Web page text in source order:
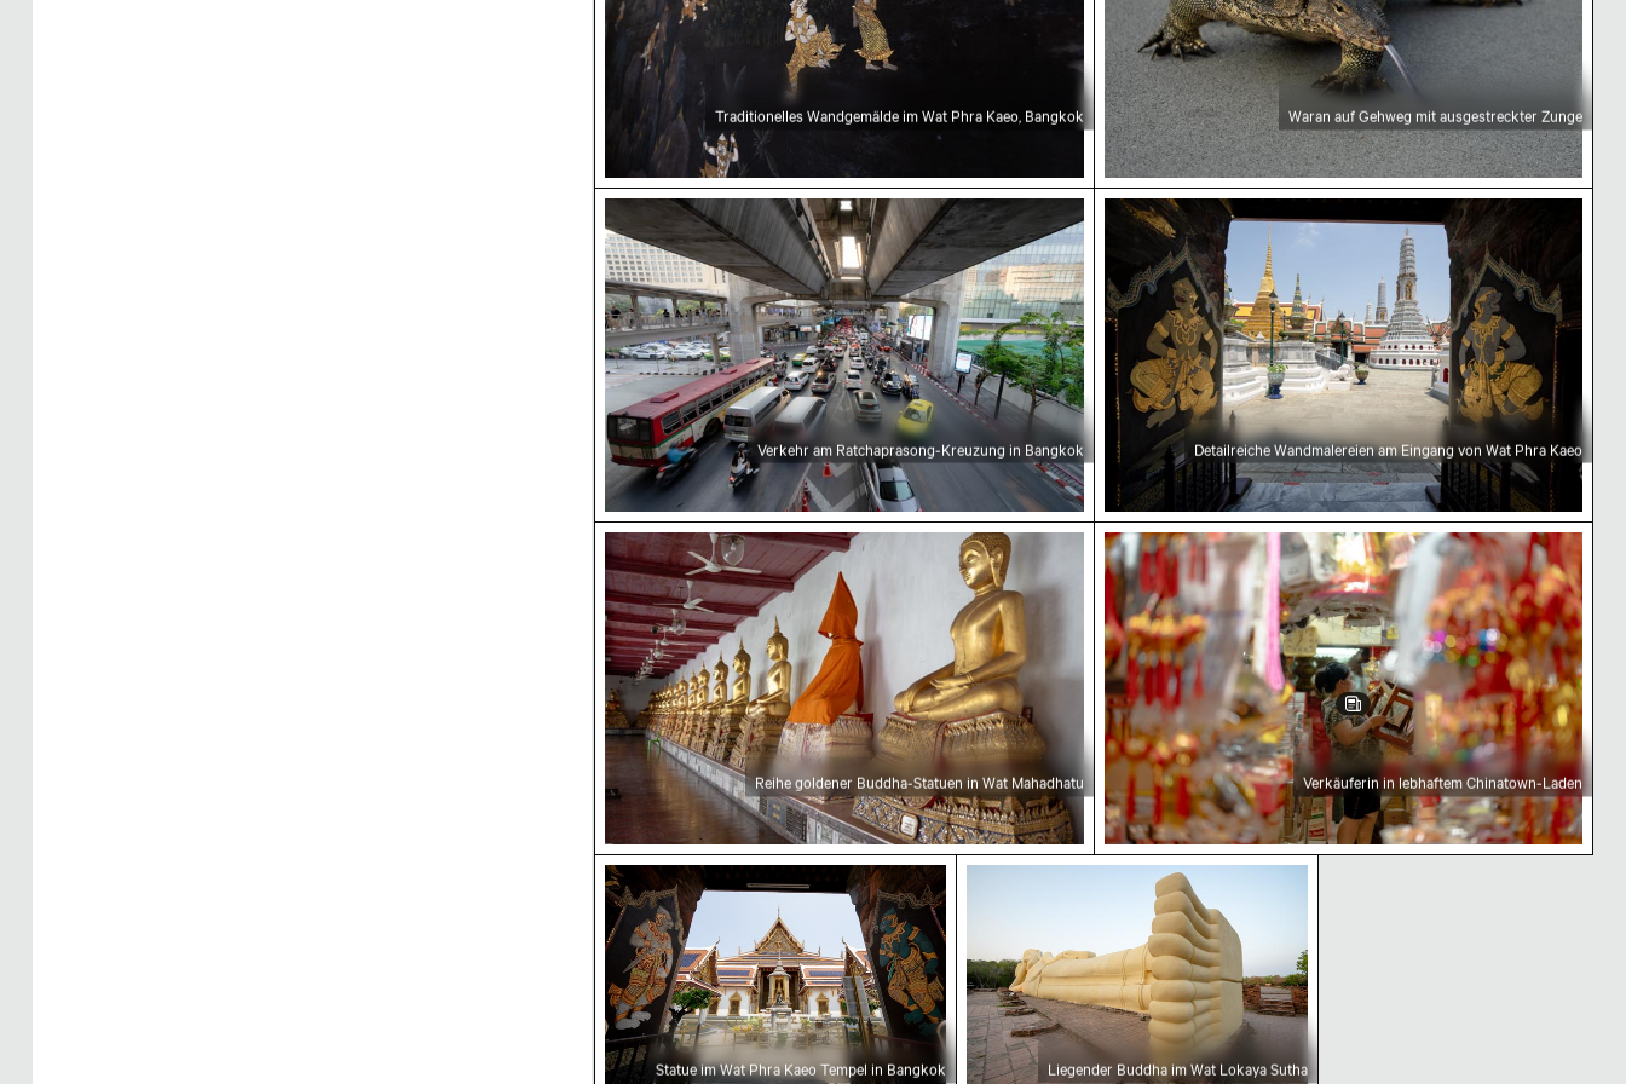
Traditionelles Wandgemälde im Wat Phra Kaeo, Bangkok Waran auf Gehweg mit ausgestreckter Zunge
Verkehr am Ratchaprasong-Kreuzung in Bangkok
Verkehr am Ratchaprasong-Kreuzung in Bangkok
Detailreiche Wandmalereien am Eingang von Wat
Detailreiche Wandmalereien am Eingang von Wat Phra Kaeo
Reihe goldener Buddha-Statuen in Wat Mahadhatu
Reihe goldener Buddha-Statuen in Wat Mahadhatu
Verkäuferin in lebhaftem Chinatown-Laden
Verkäuferin in lebhaftem Chinatown-Laden
Statue im Wat Phra Kaeo Tempel in Bangkok
Statue im Wat Phra Kaeo Tempel in Bangkok
Liegender Buddha im Wat Lokaya Sutha
Liegender Buddha im Wat Lokaya Sutha